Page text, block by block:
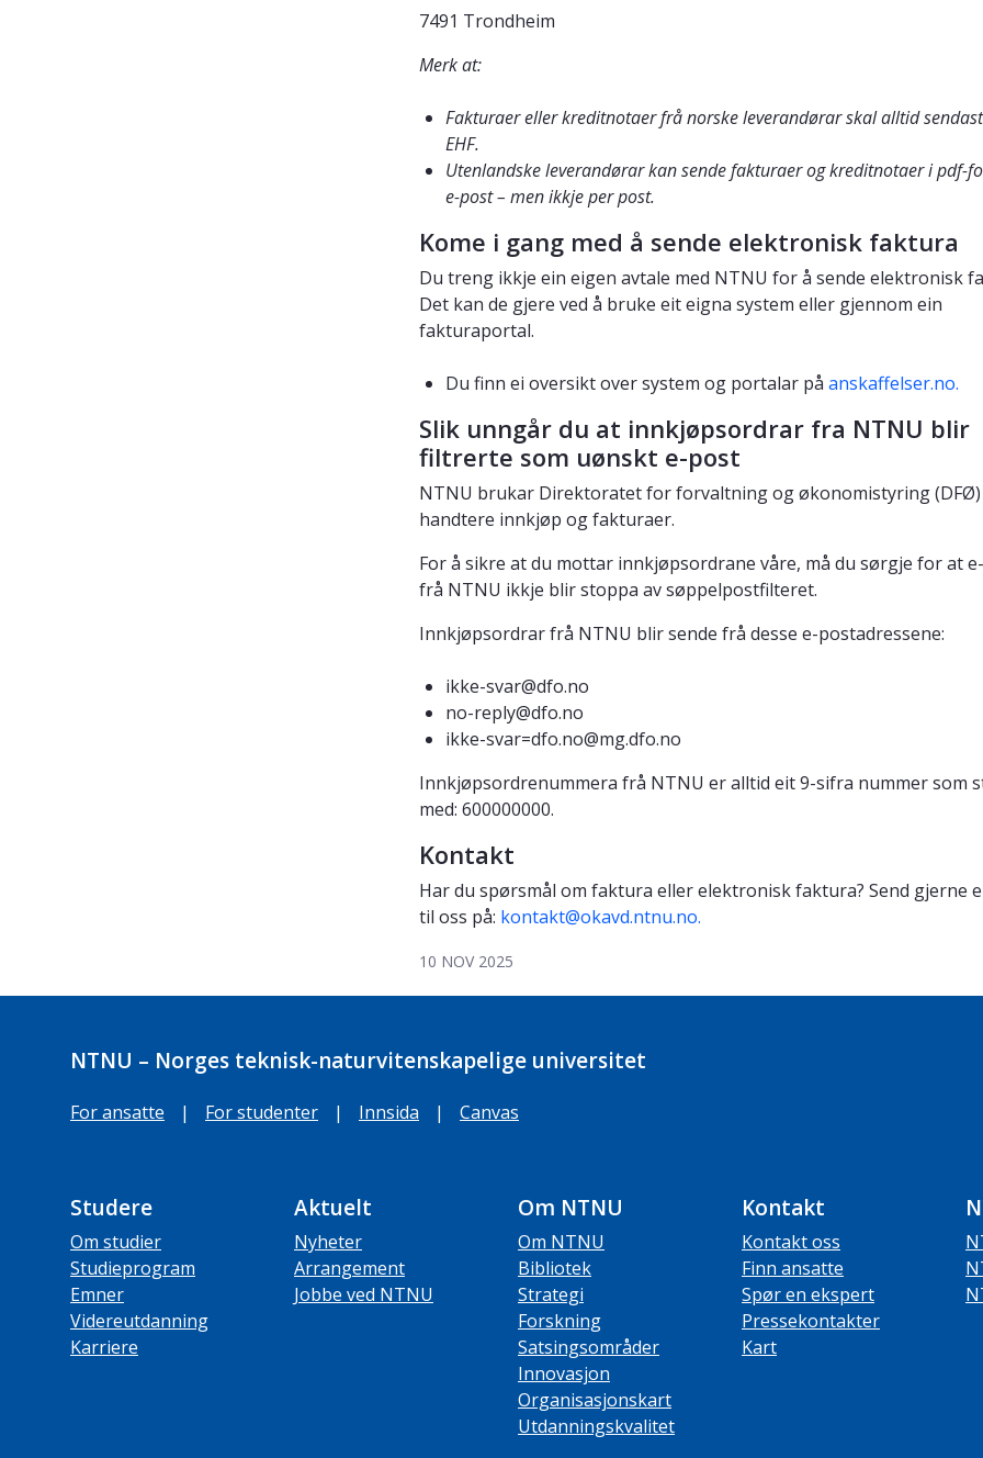
7491 Trondheim
Merk at:
Fakturaer eller kreditnotaer frå norske leverandørar skal alltid
EHF.
Utenlandske leverandørar kan sende fakturaer og kreditnotaer i pdf-
e-post – men ikkje per post.
Kome i gang med å sende elektronisk faktura
Du treng ikkje ein eigen avtale med NTNU for å sende elektronisk
Det kan de gjere ved å bruke eit eigna system eller gjennom ein
fakturaportal.
Du finn ei oversikt over system og portalar på anskaffelser.no.
Slik unngår du at innkjøpsordrar fra NTNU blir
filtrerte som uønskt e-post
NTNU brukar Direktoratet for forvaltning og økonomistyring (DFØ)
handtere innkjøp og fakturaer.
For å sikre at du mottar innkjøpsordrane våre, må du sørgje for at
frå NTNU ikkje blir stoppa av søppelpostfilteret.
Innkjøpsordrar frå NTNU blir sende frå desse e-postadressene:
ikke-svar@dfo.no
no-reply@dfo.no
ikke-svar=dfo.no@mg.dfo.no
Innkjøpsordrenummera frå NTNU er alltid eit 9-sifra nummer som
med: 600000000.
Kontakt
Har du spørsmål om faktura eller elektronisk faktura? Send gjerne
til oss på: kontakt@okavd.ntnu.no.
10 NOV 2025
NTNU – Norges teknisk-naturvitenskapelige universitet
For ansatte | For studenter | Innsida | Canvas
Studere
Om studier
Studieprogram
Emner
Videreutdanning
Karriere
Aktuelt
Nyheter
Arrangement
Jobbe ved NTNU
Om NTNU
Om NTNU
Bibliotek
Strategi
Forskning
Satsingsområder
Innovasjon
Organisasjonskart
Utdanningskvalitet
Kontakt
Kontakt oss
Finn ansatte
Spør en ekspert
Pressekontakter
Kart